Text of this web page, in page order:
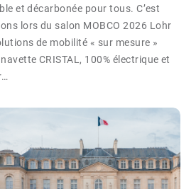
et décarbonée pour tous. C’est
lors du salon MOBCO 2026 Lohr
de mobilité « sur mesure »
CRISTAL, 100% électrique et